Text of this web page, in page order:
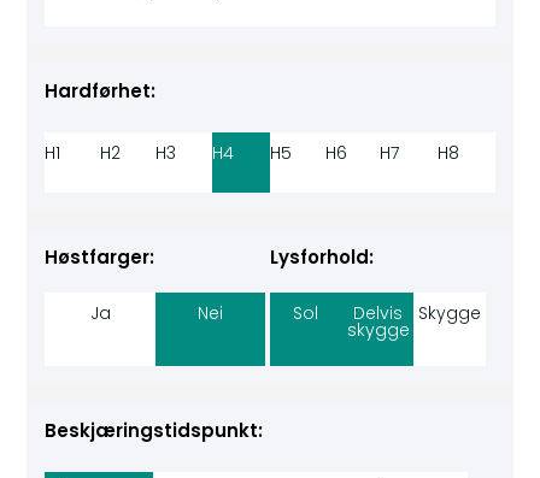
Hardførhet:
H1 H2 H3 H4 H5 H6 H7 H8
Høstfarger:
Ja Nei
Lysforhold:
Sol Delvis
skygge
Skygge
Beskjæringstidspunkt: